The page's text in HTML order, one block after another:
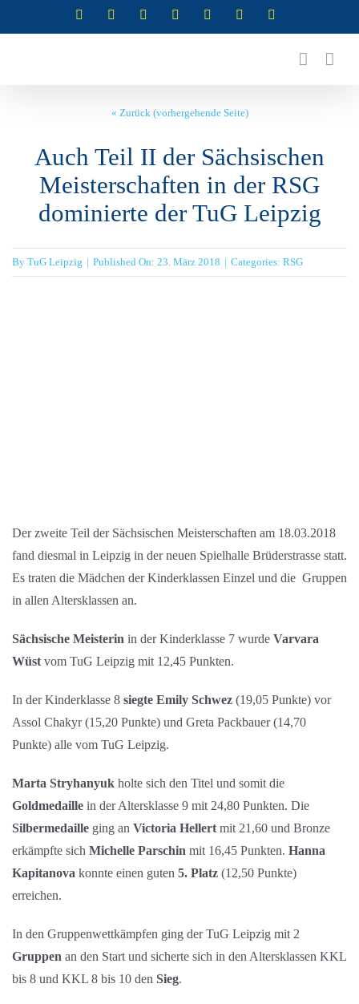
Inhalt
InstagramInstagramInstagramInstagramFacebook
« Zurück (vorhergehende Seite)
Auch Teil II der Sächsischen
Meisterschaften in der RSG
dominierte der TuG Leipzig
By TuG Leipzig | Published On: 23. März 2018 | Categories: RSG
Der zweite Teil der Sächsischen Meisterschaften am 18.03.2018
fand diesmal in Leipzig in der neuen Spielhalle Brüderstrasse statt.
Es traten die Mädchen der Kinderklassen Einzel und die Gruppen
in allen Altersklassen an.
Sächsische Meisterin in der Kinderklasse 7 wurde Varvara
Wüstvom TuG Leipzig mit 12,45 Punkten.
In der Kinderklasse 8 siegte Emily Schwez(19,05 Punkte) vor
Assol Chakyr (15,20 Punkte) und Greta Packbauer (14,70
Punkte) alle vom TuG Leipzig.
Marta Stryhanyukholte sich den Titel und somit die
Goldmedaillein der Altersklasse 9 mit 24,80 Punkten. Die
Silbermedailleging an Victoria Hellertmit 21,60 und Bronze
erkämpfte sich Michelle Parschin mit 16,45 Punkten. Hanna
Kapitanova konnte einen guten 5. Platz(12,50 Punkte)
erreichen.
In den Gruppenwettkämpfen ging der TuG Leipzig mit 2
Gruppen an den Start und sicherte sich in den Altersklassen KKL
bis 8 und KKL 8 bis 10 den Sieg.